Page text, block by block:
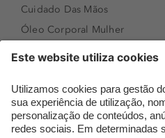
Cuidado Das Mãos
Óleo Corporal Mulher
Bronzer
Sérum de Rosto
Body mist & Spray
corporal